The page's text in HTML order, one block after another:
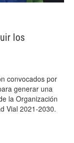
los
convocados por
generar una
la Organización
Vial 2021-2030.